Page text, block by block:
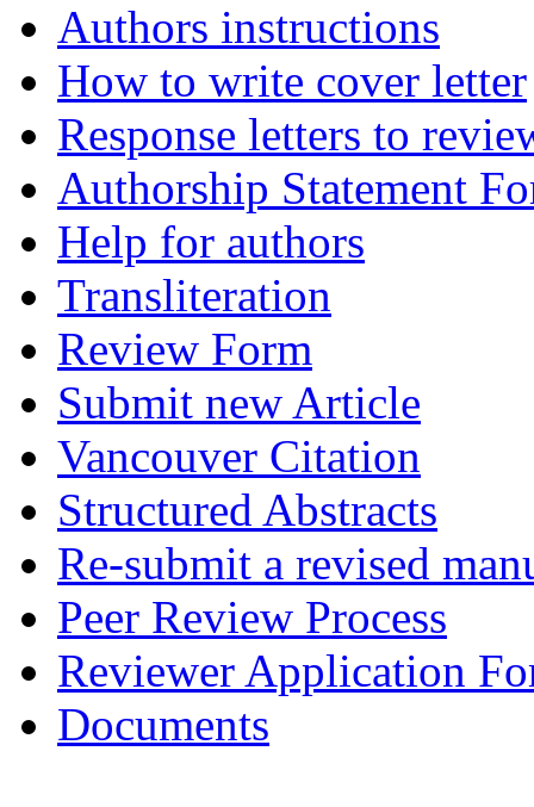
Authors instructions
How to write cover letter
Response letters to
Authorship Statement
Help for authors
Transliteration
Review Form
Submit new Article
Vancouver Citation
Structured Abstracts
Re-submit a revised
Peer Review Process
Reviewer Application
Documents